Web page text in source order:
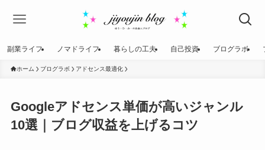
副業ライフ ノマドライフ 暮らしの工夫 自己投資 ブログラボ
ホーム ブログラボ アドセンス最適化
Googleアドセンス単価が高いジャンル
10選｜ブログ収益を上げるコツ